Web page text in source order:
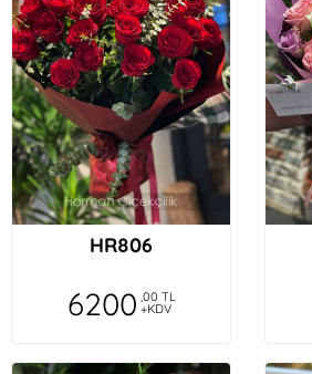
HR806
6200 ,00 TL
+KDV